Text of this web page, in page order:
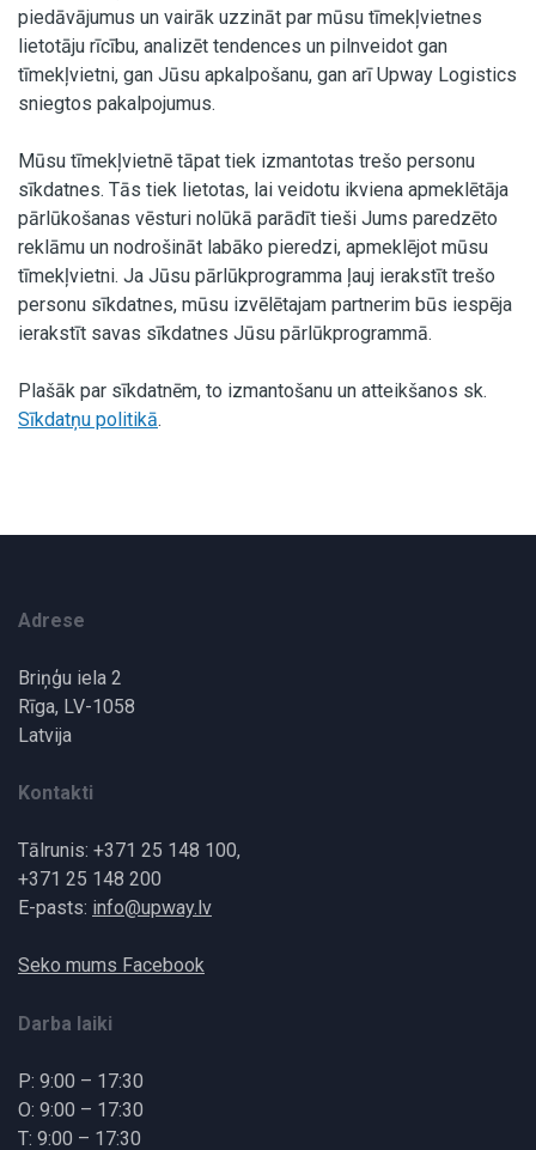
piedāvājumus un vairāk uzzināt par mūsu tīmekļvietnes
lietotāju rīcību, analizēt tendences un pilnveidot gan
tīmekļvietni, gan Jūsu apkalpošanu, gan arī Upway Logistics
sniegtos pakalpojumus.
Mūsu tīmekļvietnē tāpat tiek izmantotas trešo personu
sīkdatnes. Tās tiek lietotas, lai veidotu ikviena apmeklētāja
pārlūkošanas vēsturi nolūkā parādīt tieši Jums paredzēto
reklāmu un nodrošināt labāko pieredzi, apmeklējot mūsu
tīmekļvietni. Ja Jūsu pārlūkprogramma ļauj ierakstīt trešo
personu sīkdatnes, mūsu izvēlētajam partnerim būs iespēja
ierakstīt savas sīkdatnes Jūsu pārlūkprogrammā.
Plašāk par sīkdatnēm, to izmantošanu un atteikšanos sk.
Sīkdatņu politikā.
Adrese
Briņģu iela 2
Rīga, LV-1058
Latvija
Kontakti
Tālrunis: +371 25 148 100,
+371 25 148 200
E-pasts: info@upway.lv
Seko mums Facebook
Darba laiki
P: 9:00 – 17:30
O: 9:00 – 17:30
T: 9:00 – 17:30